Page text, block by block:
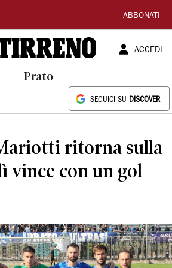
ABBONATI
ACCEDI
Prato
SEGUICI SU DISCOVER
ritorna sulla
vince con un gol